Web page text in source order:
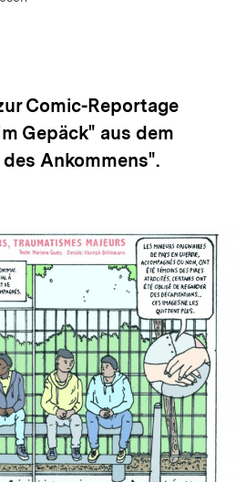
Comic-Reportage
Gepäck" aus dem
Ankommens".